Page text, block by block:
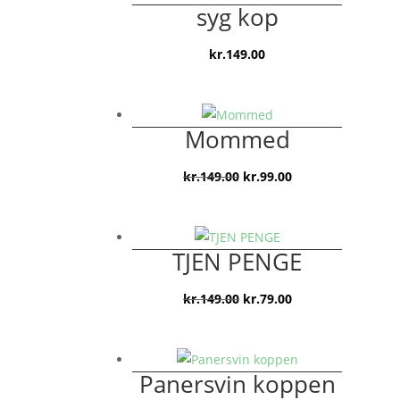
syg kop
kr.149.00
Mommed
kr.149.00 Den
var:
kr.149.00.
kr.99.00Den
er:
kr.99.00.
TJEN PENGE
kr.149.00 Den
var:
kr.149.00.
kr.79.00Den
er:
kr.79.00.
Panersvin koppen